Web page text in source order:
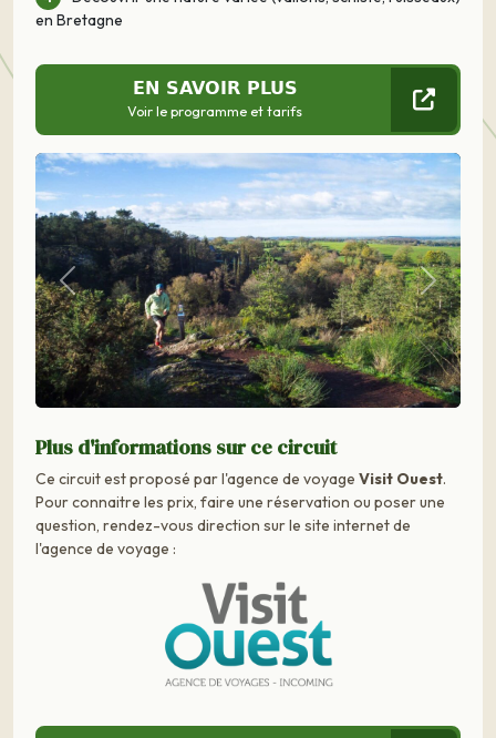
en Bretagne
EN SAVOIR PLUS
Voir le programme et tarifs
Précédent Suivant
Plus d'informations sur ce circuit
Ce circuit est proposé par l'agence de voyage Visit Ouest.
Pour connaitre les prix, faire une réservation ou poser une
question, rendez-vous direction sur le site internet de
l'agence de voyage :